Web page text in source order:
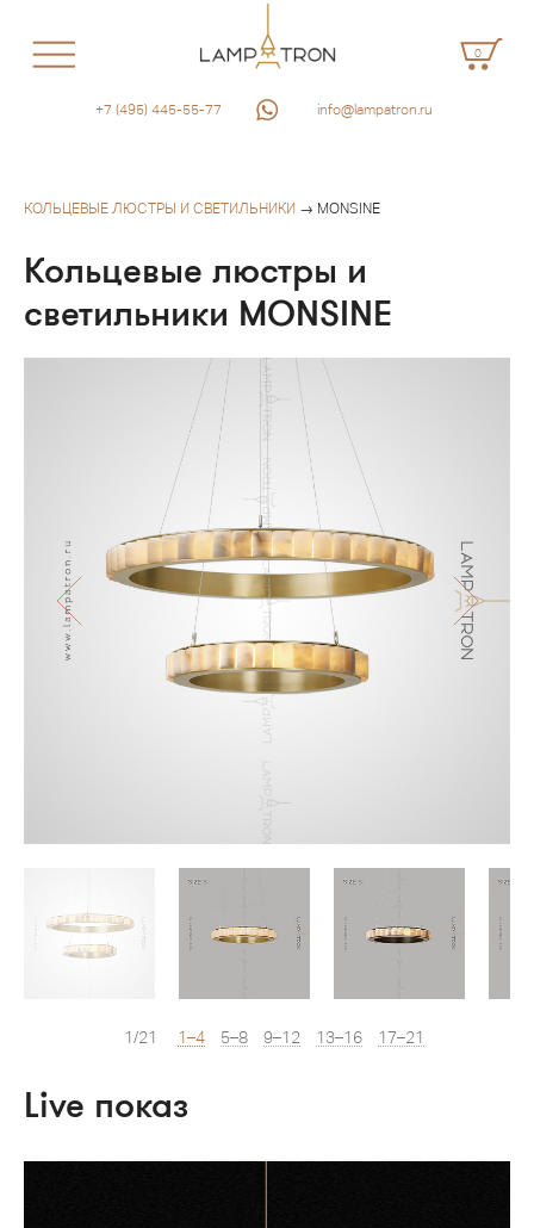
0
+7 (495) 445-55-77 info@lampatron.ru
КОЛЬЦЕВЫЕ ЛЮСТРЫ И СВЕТИЛЬНИКИ → MONSINE
Кольцевые люстры и
светильники MONSINE
1/21 1–4 5–8 9–12 13–16 17–21
Live показ